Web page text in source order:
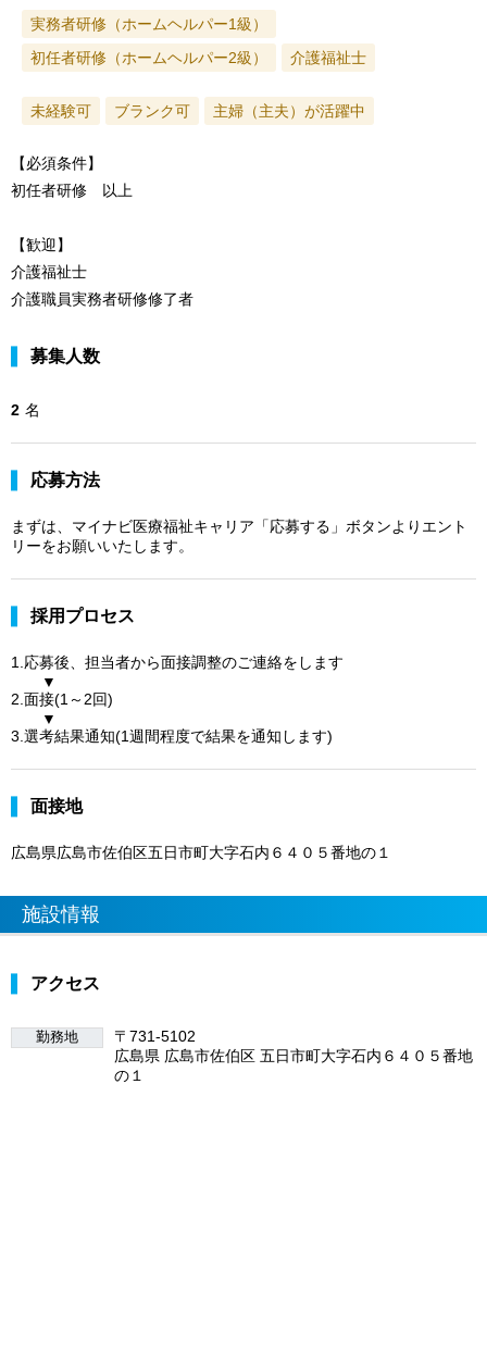
実務者研修（ホームヘルパー1級）
初任者研修（ホームヘルパー2級）
介護福祉士
未経験可 ブランク可 主婦（主夫）が活躍中
【必須条件】
初任者研修 以上
【歓迎】
介護福祉士
介護職員実務者研修修了者
募集人数
2 名
応募方法
まずは、マイナビ医療福祉キャリア「応募する」ボタンよりエント
リーをお願いいたします。
採用プロセス
1.応募後、担当者から面接調整のご連絡をします
▼
2.面接(1～2回)
▼
3.選考結果通知(1週間程度で結果を通知します)
面接地
広島県広島市佐伯区五日市町大字石内６４０５番地の１
施設情報
アクセス
勤務地
〒731-5102
広島県 広島市佐伯区 五日市町大字石内６４０５番地
の１